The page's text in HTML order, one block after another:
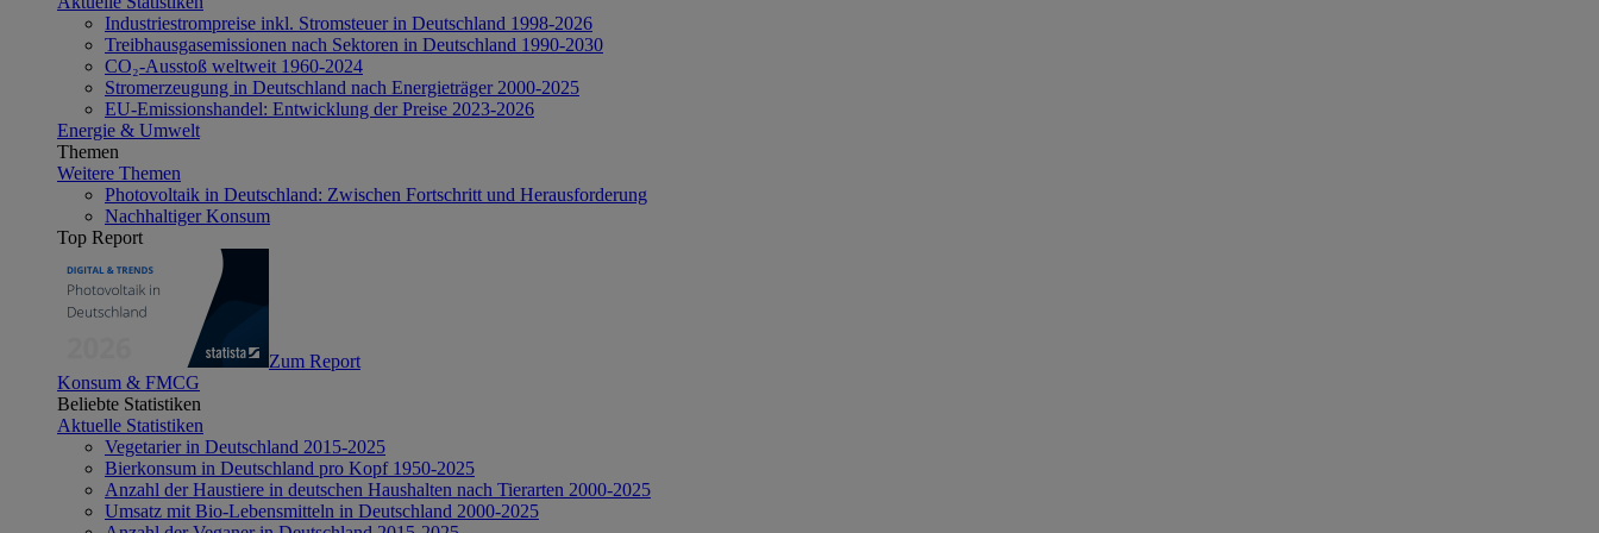
Industriestrompreise inkl. Stromsteuer in Deutschland 1998-2026
Treibhausgasemissionen nach Sektoren in Deutschland 1990-2030
CO₂-Ausstoß weltweit 1960-2024
Stromerzeugung in Deutschland nach Energieträger 2000-2025
EU-Emissionshandel: Entwicklung der Preise 2023-2026
Energie & Umwelt
Themen
Weitere Themen
Photovoltaik in Deutschland: Zwischen Fortschritt und Herausforderung
Nachhaltiger Konsum
Top Report
Zum Report
Konsum & FMCG
Beliebte Statistiken
Aktuelle Statistiken
Vegetarier in Deutschland 2015-2025
Bierkonsum in Deutschland pro Kopf 1950-2025
Anzahl der Haustiere in deutschen Haushalten nach Tierarten 2000-2025
Umsatz mit Bio-Lebensmitteln in Deutschland 2000-2025